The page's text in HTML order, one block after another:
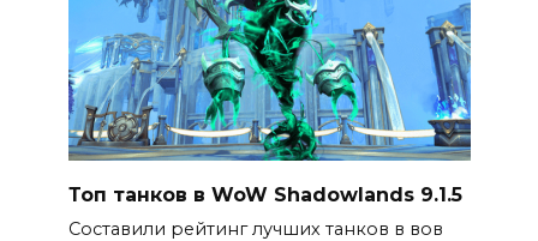
Топ танков в WoW Shadowlands 9.1.5
Составили рейтинг лучших танков в вов